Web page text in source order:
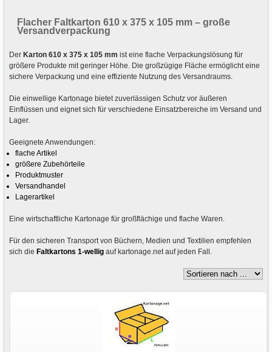
Flacher Faltkarton 610 x 375 x 105 mm – große
Versandverpackung
DerKarton 610 x 375 x 105 mm ist eine flache Verpackungslösung für
größere Produkte mit geringer Höhe. Die großzügige Fläche ermöglicht eine
sichere Verpackung und eine effiziente Nutzung des Versandraums.
Die einwellige Kartonage bietet zuverlässigen Schutz vor äußeren
Einflüssen und eignet sich für verschiedene Einsatzbereiche im Versand und
Lager.
Geeignete Anwendungen:
flache Artikel
größere Zubehörteile
Produktmuster
Versandhandel
Lagerartikel
Eine wirtschaftliche Kartonage für großflächige und flache Waren.
Für den sicheren Transport von Büchern, Medien und Textilien empfehlen
sich dieFaltkartons 1-wellig auf kartonage.net auf jeden Fall.